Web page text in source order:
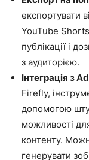
експортувати
YouTube
публікації і
з аудиторією.
Інтеграція з
Firefly,
допомогою
можливості
контенту.
генерувати